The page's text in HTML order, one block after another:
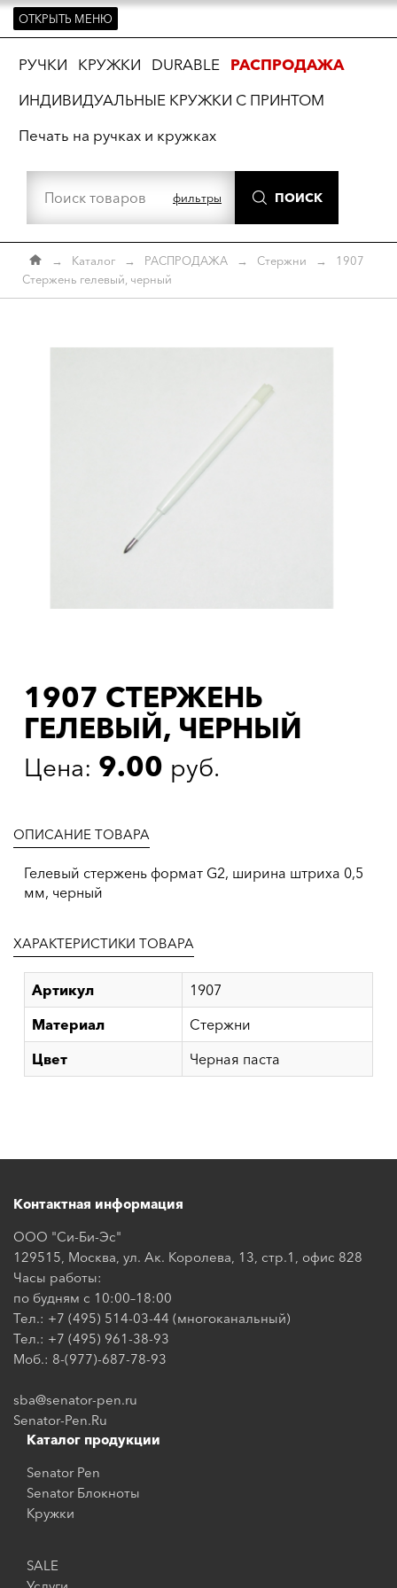
ОТКРЫТЬ МЕНЮ
РУЧКИ КРУЖКИ DURABLE
РАСПРОДАЖА
ИНДИВИДУАЛЬНЫЕ КРУЖКИ С ПРИНТОМ
Печать на ручках и кружках
фильтры ПОИСК
→ Каталог → РАСПРОДАЖА → Стержни →
1907
Стержень гелевый, черный
1907 СТЕРЖЕНЬ
ГЕЛЕВЫЙ, ЧЕРНЫЙ
Цена: 9.00 руб.
ОПИСАНИЕ ТОВАРА
Гелевый стержень формат G2, ширина штриха 0,5
мм, черный
ХАРАКТЕРИСТИКИ ТОВАРА
Артикул
1907
Материал
Стержни
Цвет
Черная паста
Контактная информация
ООО "Си-Би-Эс"
129515, Москва, ул. Ак. Королева, 13, стр.1, офис 828
Часы работы:
по будням с 10:00–18:00
Тел.: +7 (495) 514-03-44 (многоканальный)
Тел.: +7 (495) 961-38-93
Моб.: 8-(977)-687-78-93
sba@senator-pen.ru
Senator-Pen.Ru
Каталог продукции
Senator Pen
Senator Блокноты
Кружки
SALE